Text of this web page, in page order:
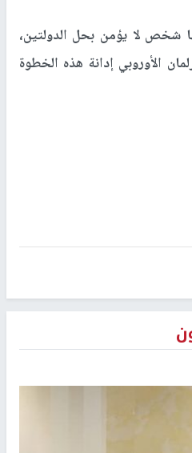
شخص لا يؤمن بحل الدولتين،
الأوروبي إدانة هذه الخطوة